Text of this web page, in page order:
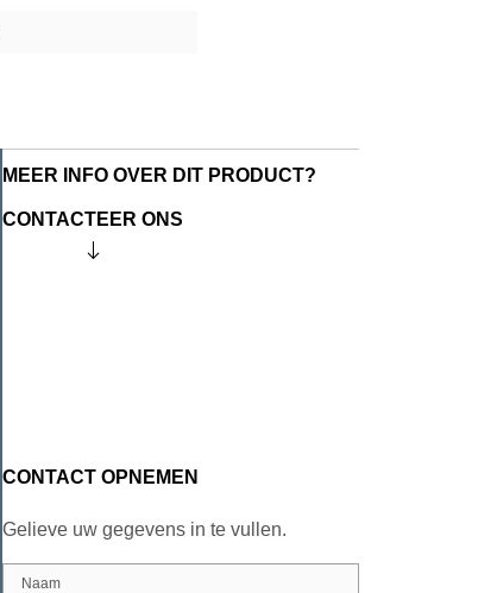
MEER INFO OVER DIT PRODUCT?
CONTACTEER ONS
CONTACT OPNEMEN
Gelieve uw gegevens in te vullen.